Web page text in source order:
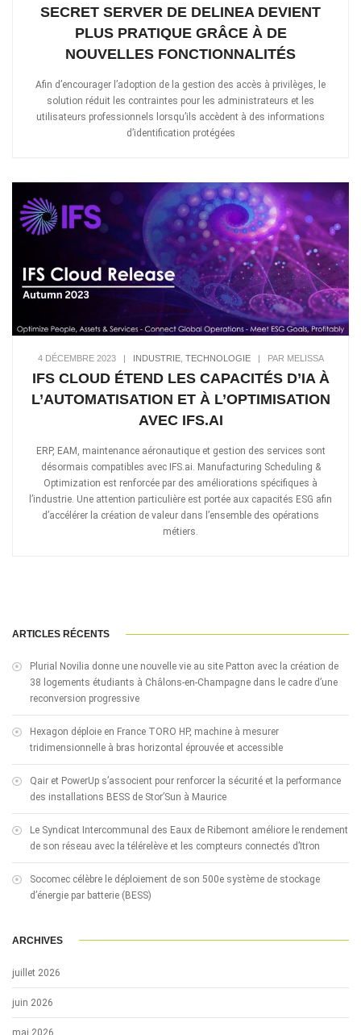
SECRET SERVER DE DELINEA DEVIENT
PLUS PRATIQUE GRÂCE À DE
NOUVELLES FONCTIONNALITÉS
Afin d’encourager l’adoption de la gestion des accès à privilèges, le
solution réduit les contraintes pour les administrateurs et les
utilisateurs professionnels lorsqu’ils accèdent à des informations
d’identification protégées
4 DÉCEMBRE 2023| INDUSTRIE, TECHNOLOGIE| PAR MELISSA
IFS CLOUD ÉTEND LES CAPACITÉS D’IA À
L’AUTOMATISATION ET À L’OPTIMISATION
AVEC IFS.AI
ERP, EAM, maintenance aéronautique et gestion des services sont
désormais compatibles avec IFS.ai. Manufacturing Scheduling &
Optimization est renforcée par des améliorations spécifiques à
l’industrie. Une attention particulière est portée aux capacités ESG afin
d’accélérer la création de valeur dans l’ensemble des opérations
métiers.
ARTICLES RÉCENTS
Plurial Novilia donne une nouvelle vie au site Patton avec la création de
38 logements étudiants à Châlons-en-Champagne dans le cadre d’une
reconversion progressive
Hexagon déploie en France TORO HP, machine à mesurer
tridimensionnelle à bras horizontal éprouvée et accessible
Qair et PowerUp s’associent pour renforcer la sécurité et la performance
des installations BESS de Stor’Sun à Maurice
Le Syndicat Intercommunal des Eaux de Ribemont améliore le rendement
de son réseau avec la télérelève et les compteurs connectés d’Itron
Socomec célèbre le déploiement de son 500e système de stockage
d’énergie par batterie (BESS)
ARCHIVES
juillet 2026
juin 2026
mai 2026